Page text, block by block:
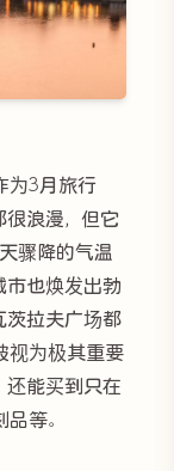
为3月旅行
浪漫，但它
骤降的气温
市也焕发出勃
茨拉夫广场都
视为极其重要
还能买到只在
等。